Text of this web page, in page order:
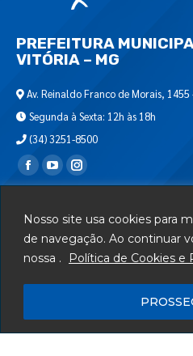
Nosso site usa cookies para
de navegação. Ao continuar
nossa .
Política de Cookies e
PREFEITURA
VITÓRIA – MG
Av. Reinaldo Franco de Morais,
Segunda à Sexta: 12h às 18h
(34) 3251-8500
Encontre-nos em:
Departamento de T.I.
Serviços
Mapa do Site